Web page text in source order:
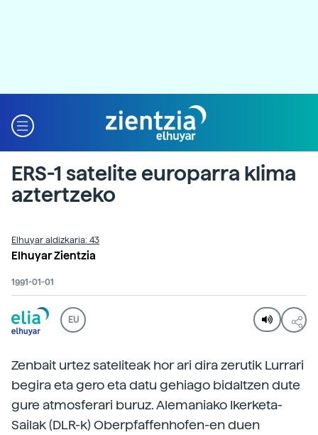
ERS-1 satelite europarra klima
aztertzeko
Elhuyar aldizkaria: 43
Elhuyar Zientzia
1991-01-01
EU
Zenbait urtez sateliteak hor ari dira zerutik Lurrari
begira eta gero eta datu gehiago bidaltzen dute
gure atmosferari buruz. Alemaniako Ikerketa-
Sailak (DLR-k) Oberpfaffenhofen-en duen